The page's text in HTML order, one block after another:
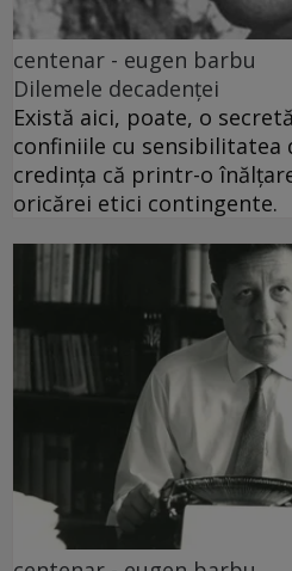
centenar - eugen barbu
Dilemele decadenței
Există aici, poate, o
confiniile cu sensibilitatea
credința că printr-o
oricărei etici contingente.